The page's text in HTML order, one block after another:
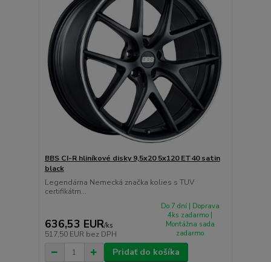
BBS CI-R hliníkové disky 9,5x20 5x120 ET40 satin
black
Legendárna Nemecká značka kolies s TUV
certifikátm...
636,53 EUR/ks
517,50 EUR bez DPH
Do 7 dní | Doprava
4ks zadarmo |
Montážna sada
zadarmo
Pridať do košíka